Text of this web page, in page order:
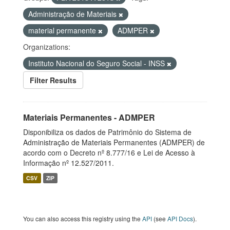
Administração de Materiais
material permanente
ADMPER
Organizations:
Instituto Nacional do Seguro Social - INSS
Filter Results
Materiais Permanentes - ADMPER
Disponibiliza os dados de Patrimônio do Sistema de
Administração de Materiais Permanentes (ADMPER) de
acordo com o Decreto nº 8.777/16 e Lei de Acesso à
Informação nº 12.527/2011.
CSV ZIP
You can also access this registry using the API (see API Docs).